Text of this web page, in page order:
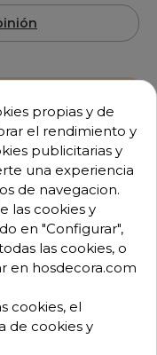
propias y de
el rendimiento y
publicitarias y
una experiencia
de navegacion.
las cookies y
en "Configurar",
las cookies, o
en hosdecora.com
cookies, el
de cookies y